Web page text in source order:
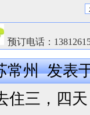
预订电话：
州 发表
住三，四